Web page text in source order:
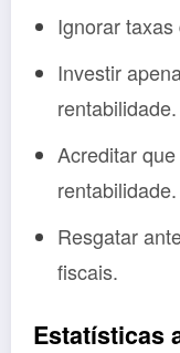
Ignorar
Investir
rentabilidade.
Acreditar
rentabilidade.
Resgatar
fiscais.
Estatísticas